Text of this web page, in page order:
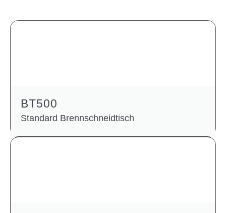
BT500
Standard Brennschneidtisch